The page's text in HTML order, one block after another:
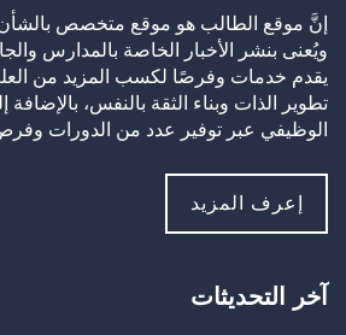
إنَّ موقع الطالب هو موقع متخصص بالشأن
ويُعنى بنشر الأخبار الخاصة بالمدارس
يقدم خدمات وفرصًا لكسب المزيد من
تطوير الذات وبناء الثقة بالنفس،
الوظيفي عبر توفير عدد من الدورات
إعرف المزيد
آخر التحديثات